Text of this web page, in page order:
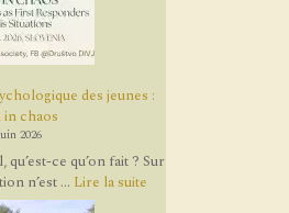
des jeunes :
in chaos
2026
qu’est-ce qu’on fait ? Sur
n’est ... Lire la suite